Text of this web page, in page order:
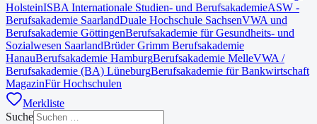
HolsteinISBA Internationale Studien- und BerufsakademieASW -
Berufsakademie SaarlandDuale Hochschule SachsenVWA und
Berufsakademie GöttingenBerufsakademie für Gesundheits- und
Sozialwesen SaarlandBrüder Grimm Berufsakademie
HanauBerufsakademie HamburgBerufsakademie MelleVWA /
Berufsakademie (BA) LüneburgBerufsakademie für Bankwirtschaft
MagazinFür Hochschulen
Merkliste
Suche